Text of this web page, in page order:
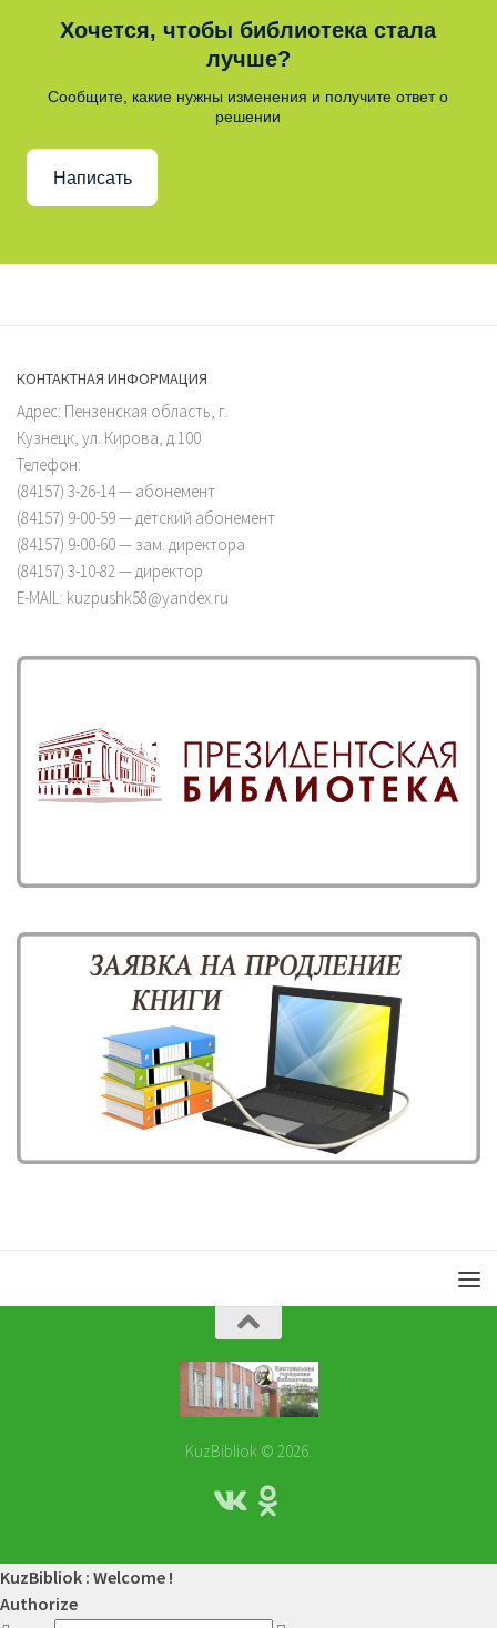
Хочется, чтобы библиотека стала
лучше?
Сообщите, какие нужны изменения и получите ответ о
решении
Написать
КОНТАКТНАЯ ИНФОРМАЦИЯ
Адрес: Пензенская область, г.
Кузнецк, ул. Кирова, д.100
Телефон:
(84157) 3-26-14 — абонемент
(84157) 9-00-59 — детский абонемент
(84157) 9-00-60 — зам. директора
(84157) 3-10-82 — директор
E-MAIL: kuzpushk58@yandex.ru
KuzBibliok © 2026.
KuzBibliok : Welcome !
Authorize